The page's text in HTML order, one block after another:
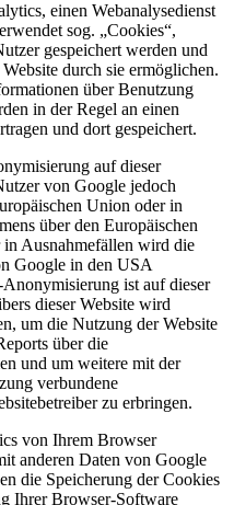
einen Webanalysedienst
sog. „Cookies“,
gespeichert werden und
durch sie ermöglichen.
über Benutzung
in der Regel an einen
und dort gespeichert.
auf dieser
von Google jedoch
Union oder in
über den Europäischen
Ausnahmefällen wird die
Google in den USA
ist auf dieser
dieser Website wird
um die Nutzung der Website
über die
und um weitere mit der
verbundene
zu erbringen.
von Ihrem Browser
anderen Daten von Google
die Speicherung der Cookies
Ihrer Browser-Software